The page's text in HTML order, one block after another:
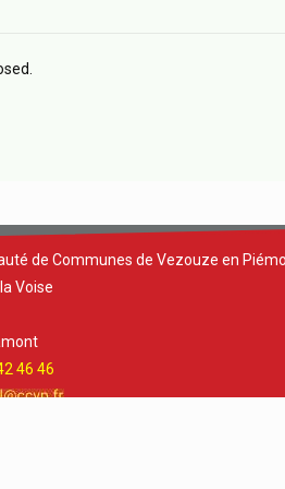
de Communes de Vezouze en
Voise
46 46